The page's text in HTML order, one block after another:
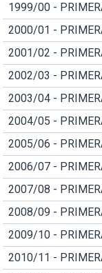
1999/00 -
2000/01 -
2001/02 -
2002/03 -
2003/04 -
2004/05 -
2005/06 -
2006/07 -
2007/08 -
2008/09 -
2009/10 -
2010/11 -